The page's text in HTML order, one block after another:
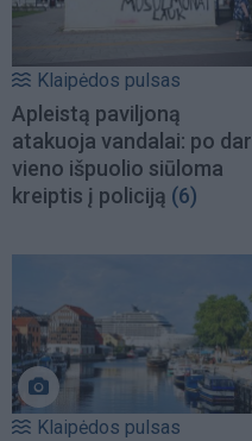
Klaipėdos pulsas
Apleistą paviljoną
atakuoja vandalai: po dar
vieno išpuolio siūloma
kreiptis į policiją (6)
Klaipėdos pulsas